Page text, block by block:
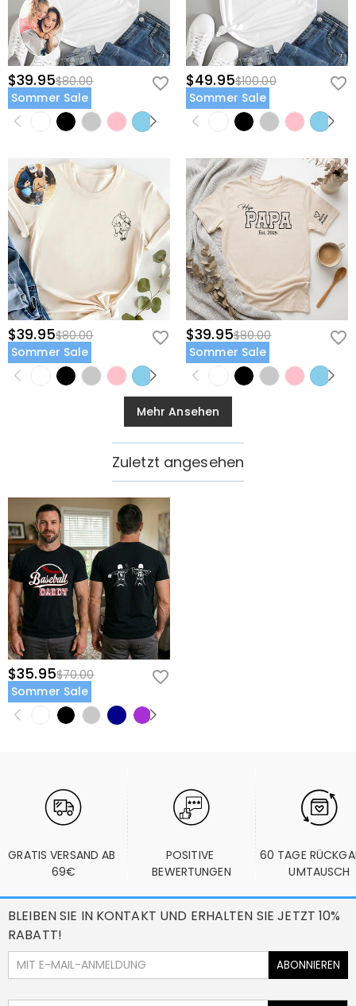
$39.95$80.00
Sommer Sale
$49.95$100.00
Sommer Sale
$39.95$80.00
Sommer Sale
$39.95$80.00
Sommer Sale
Mehr Ansehen
Zuletzt angesehen
$35.95$70.00
Sommer Sale
GRATIS VERSAND AB
69€
POSITIVE
BEWERTUNGEN
60 TAGE
UMTAUSCH
BLEIBEN SIE IN KONTAKT UND ERHALTEN SIE JETZT 10%
RABATT!
ABONNIEREN